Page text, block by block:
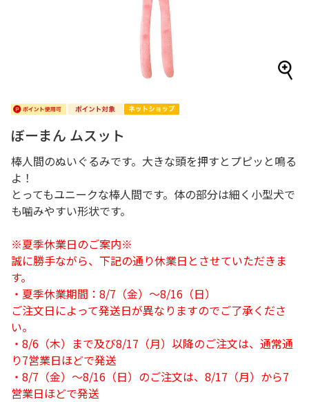
ぼーまん ムスット
棒人間のぬいぐるみです。大きな頭を押すとプピッと鳴る
よ！
とってもユニークな棒人間です。体の部分は細く小型犬で
も噛みやすい形状です。
※夏季休業日のご案内※
誠に勝手ながら、下記の通り休業日とさせていただきま
す。
・夏季休業期間：8/7（金）～8/16（日）
ご注文日によって発送日が異なりますのでご了承くださ
い。
・8/6（木）まで及び8/17（月）以降のご注文は、通常通
り7営業日ほどで発送
・8/7（金）～8/16（日）のご注文は、8/17（月）から7
営業日ほどで発送